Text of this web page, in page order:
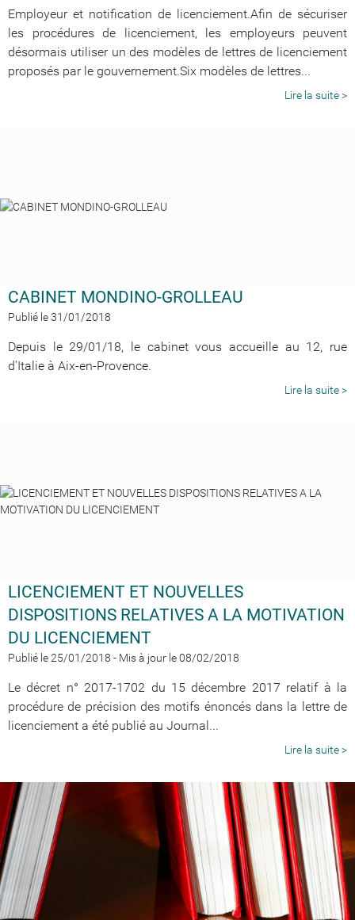
Employeur et notification de licenciement.Afin de sécuriser
les procédures de licenciement, les employeurs peuvent
désormais utiliser un des modèles de lettres de licenciement
proposés par le gouvernement.Six modèles de lettres...
Lire la suite >
CABINET MONDINO-GROLLEAU
Publié le 31/01/2018
Depuis le 29/01/18, le cabinet vous accueille au 12, rue
d'Italie à Aix-en-Provence.
Lire la suite >
LICENCIEMENT ET NOUVELLES
DISPOSITIONS RELATIVES A LA MOTIVATION
DU LICENCIEMENT
Publié le 25/01/2018 - Mis à jour le 08/02/2018
Le décret n° 2017-1702 du 15 décembre 2017 relatif à la
procédure de précision des motifs énoncés dans la lettre de
licenciement a été publié au Journal...
Lire la suite >